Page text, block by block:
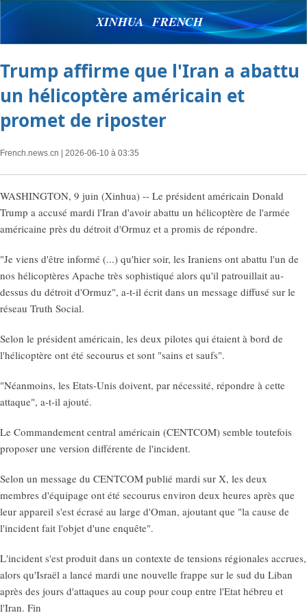
XINHUA FRENCH
Trump affirme que l'Iran a abattu
un hélicoptère américain et
promet de riposter
French.news.cn | 2026-06-10 à 03:35
WASHINGTON, 9 juin (Xinhua) -- Le président américain Donald
Trump a accusé mardi l'Iran d'avoir abattu un hélicoptère de l'armée
américaine près du détroit d'Ormuz et a promis de répondre.
"Je viens d'être informé (...) qu'hier soir, les Iraniens ont abattu l'un de
nos hélicoptères Apache très sophistiqué alors qu'il patrouillait au-
dessus du détroit d'Ormuz", a-t-il écrit dans un message diffusé sur le
réseau Truth Social.
Selon le président américain, les deux pilotes qui étaient à bord de
l'hélicoptère ont été secourus et sont "sains et saufs".
"Néanmoins, les Etats-Unis doivent, par nécessité, répondre à cette
attaque", a-t-il ajouté.
Le Commandement central américain (CENTCOM) semble toutefois
proposer une version différente de l'incident.
Selon un message du CENTCOM publié mardi sur X, les deux
membres d'équipage ont été secourus environ deux heures après que
leur appareil s'est écrasé au large d'Oman, ajoutant que "la cause de
l'incident fait l'objet d'une enquête".
L'incident s'est produit dans un contexte de tensions régionales accrues,
alors qu'Israël a lancé mardi une nouvelle frappe sur le sud du Liban
après des jours d'attaques au coup pour coup entre l'Etat hébreu et
l'Iran. Fin